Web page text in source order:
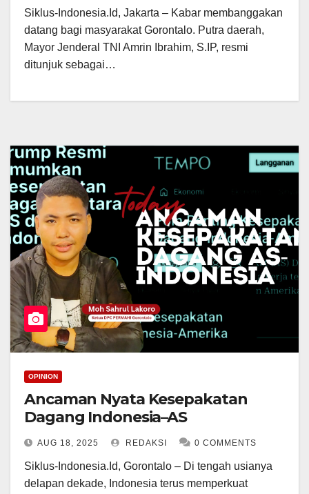
Siklus-Indonesia.Id, Jakarta – Kabar membanggakan
datang bagi masyarakat Gorontalo. Putra daerah,
Mayor Jenderal TNI Amrin Ibrahim, S.IP, resmi
ditunjuk sebagai…
OPINION
Ancaman Nyata Kesepakatan
Dagang Indonesia–AS
AUG 18, 2025 REDAKSI 0 COMMENTS
Siklus-Indonesia.Id, Gorontalo – Di tengah usianya
delapan dekade, Indonesia terus memperkuat